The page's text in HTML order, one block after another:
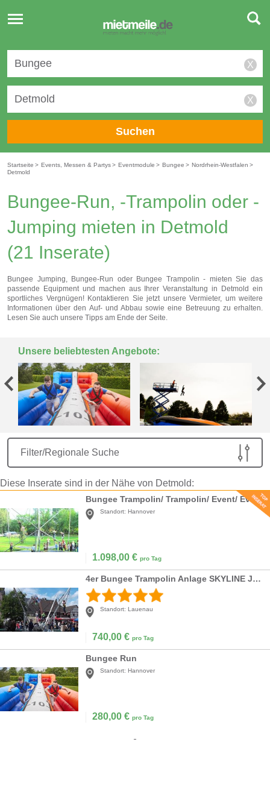
Toggle
navigation
X
X
Suchen
Startseite > Events, Messen & Partys> Eventmodule > Bungee > Nordrhein-Westfalen >
Detmold
Bungee-Run, -Trampolin oder -
Jumping mieten in Detmold
(21 Inserate)
Bungee Jumping, Bungee-Run oder Bungee Trampolin - mieten Sie das
passende Equipment und machen aus Ihrer Veranstaltung in Detmold ein
sportliches Vergnügen! Kontaktieren Sie jetzt unsere Vermieter, um weitere
Informationen über den Auf- und Abbau sowie eine Betreuung zu erhalten.
Lesen Sie auch unsere Tipps am Ende der Seite.
Unsere beliebtesten Angebote:
Filter/Regionale Suche
Diese Inserate sind in der Nähe von Detmold:
Bungee Trampolin/ Trampolin/ Event/ Eventmodule/ Messe/ Party/
Standort: Hannover
1.098,00 € pro Tag
4er Bungee Trampolin Anlage SKYLINE JUMPER
Standort: Lauenau
740,00 € pro Tag
Bungee Run
Standort: Hannover
280,00 € pro Tag